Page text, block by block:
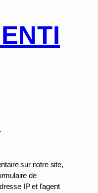
sur notre site,
de
IP et l’agent